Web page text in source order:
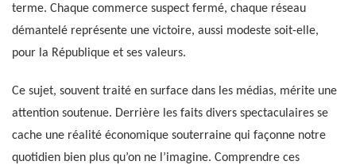
terme. Chaque commerce suspect fermé, chaque réseau
démantelé représente une victoire, aussi modeste soit-elle,
pour la République et ses valeurs.
Ce sujet, souvent traité en surface dans les médias, mérite une
attention soutenue. Derrière les faits divers spectaculaires se
cache une réalité économique souterraine qui façonne notre
quotidien bien plus qu’on ne l’imagine. Comprendre ces